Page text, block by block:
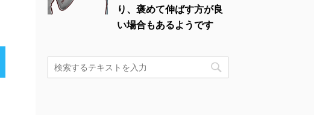
り、褒めて伸ばす方が良
い場合もあるようです